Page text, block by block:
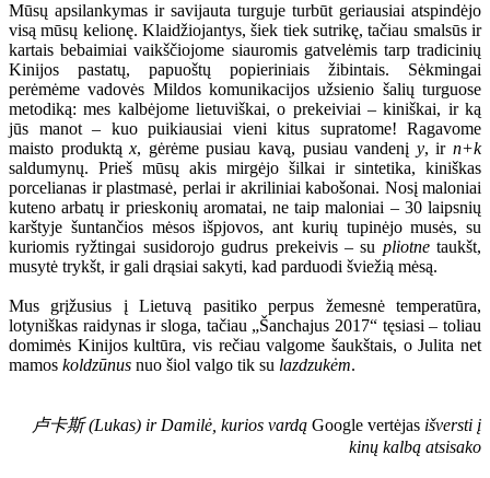
Mūsų apsilankymas ir savijauta turguje turbūt geriausiai atspindėjo
visą mūsų kelionę. Klaidžiojantys, šiek tiek sutrikę, tačiau smalsūs ir
kartais bebaimiai vaikščiojome siauromis gatvelėmis tarp tradicinių
Kinijos pastatų, papuoštų popieriniais žibintais. Sėkmingai
perėmėme vadovės Mildos komunikacijos užsienio šalių turguose
metodiką: mes kalbėjome lietuviškai, o prekeiviai – kiniškai, ir ką
jūs manot – kuo puikiausiai vieni kitus supratome! Ragavome
maisto produktąx, gėrėme pusiau kavą, pusiau vandenį y, irn+k
saldumynų. Prieš mūsų akis mirgėjo šilkai ir sintetika, kiniškas
porcelianas ir plastmasė, perlai ir akriliniai kabošonai. Nosį maloniai
kuteno arbatų ir prieskonių aromatai, ne taip maloniai – 30 laipsnių
karštyje šuntančios mėsos išpjovos, ant kurių tupinėjo musės, su
kuriomis ryžtingai susidorojo gudrus prekeivis – su pliotnetaukšt,
musytė trykšt, ir gali drąsiai sakyti, kad parduodi šviežią mėsą.
Mus grįžusius į Lietuvą pasitiko perpus žemesnė temperatūra,
lotyniškas raidynas ir sloga, tačiau „Šanchajus 2017“ tęsiasi – toliau
domimės Kinijos kultūra, vis rečiau valgome šaukštais, o Julita net
mamos koldzūnus nuo šiol valgo tik su lazdzukėm.
卢卡斯 (Lukas) ir Damilė, kurios vardą Google vertėjas išversti į
kinų kalbą atsisako